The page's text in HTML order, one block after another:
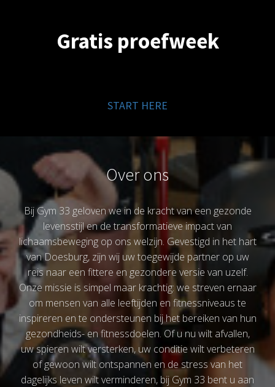
Gratis proefweek
START HERE
Over ons
Bij Gym 33 geloven we in de kracht van een gezonde
levensstijl en de transformatieve impact van
lichaamsbeweging op ons welzijn. Gevestigd in het hart
van Doesburg, zijn wij uw toegewijde partner op uw
reis naar een fittere en gezondere versie van uzelf.
Onze missie is simpel maar krachtig: we streven ernaar
om mensen van alle leeftijden en fitnessniveaus te
inspireren en te ondersteunen bij het bereiken van hun
gezondheids- en fitnessdoelen. Of u nu wilt afvallen,
uw spieren wilt versterken, uw conditie wilt verbeteren
of gewoon wilt ontspannen en de stress van het
dagelijks leven wilt verminderen, bij Gym 33 bent u aan